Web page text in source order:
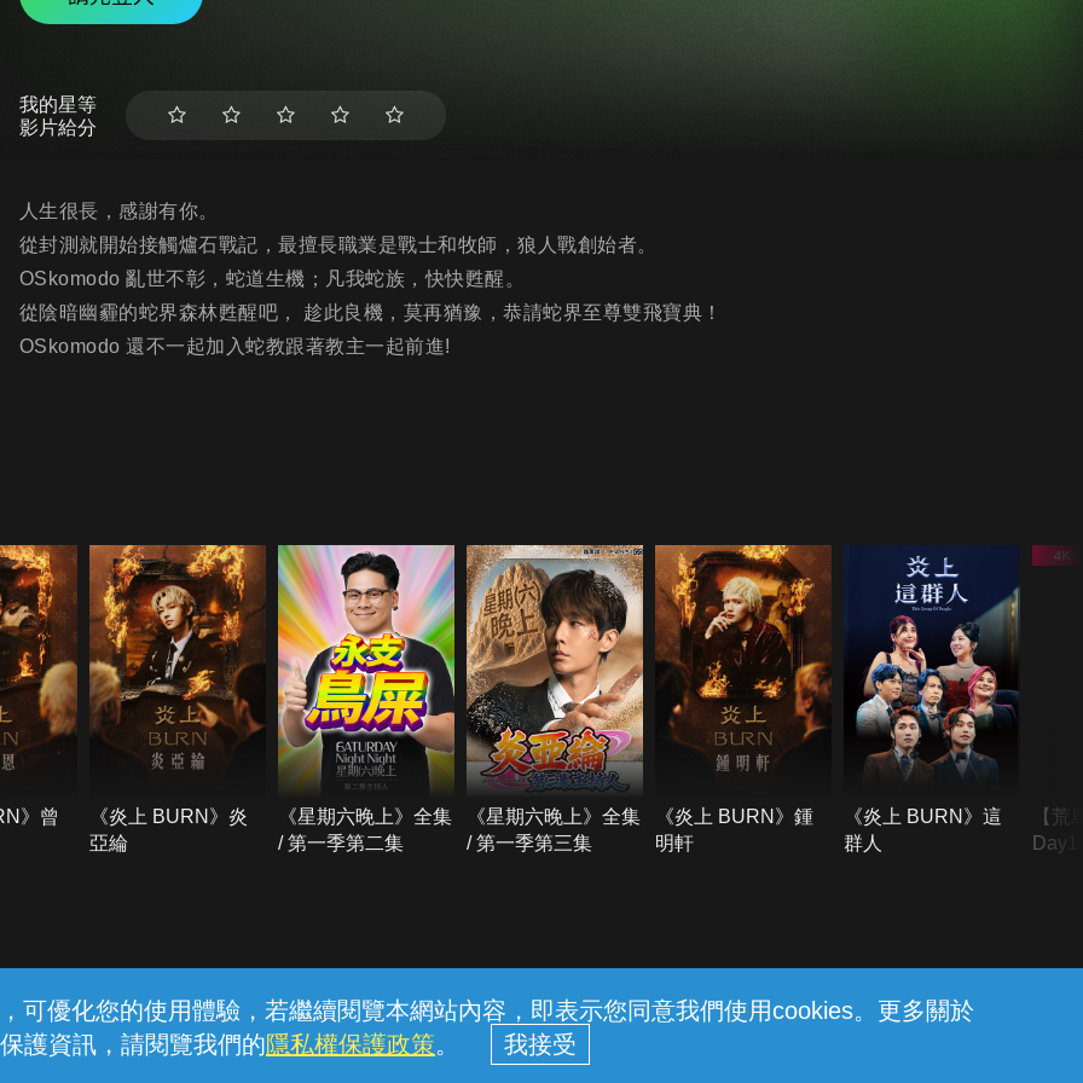
可優化您的使用體驗，若繼續閱覽本網站內容，即表示您同意我們使用cookies。更多關於
護資訊，請閱覽我們的隱私權保護政策。
我的星等
影片給分
人生很長，感謝有你。
從封測就開始接觸爐石戰記，最擅長職業是戰士和牧師，狼人戰創始者。
OSkomodo 亂世不彰，蛇道生機；凡我蛇族，快快甦醒。
從陰暗幽霾的蛇界森林甦醒吧， 趁此良機，莫再猶豫，恭請蛇界至尊雙飛寶典！
OSkomodo 還不一起加入蛇教跟著教主一起前進!
》曾
《炎上 BURN》炎
亞綸
《星期六晚上》全集
/ 第一季第二集
《星期六晚上》全集
/ 第一季第三集
《炎上 BURN》鍾
明軒
《炎上 BURN》這
群人
【荒
線上客服 服務條款 隱私權保護
中華電信股份有限公司個人家庭分公司 (統一編號：96979949) © 2026